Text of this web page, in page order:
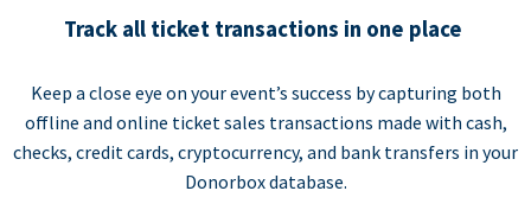
Track all ticket transactions in one place
Keep a close eye on your event’s success by capturing both
offline and online ticket sales transactions made with cash,
checks, credit cards, cryptocurrency, and bank transfers in your
Donorbox database.